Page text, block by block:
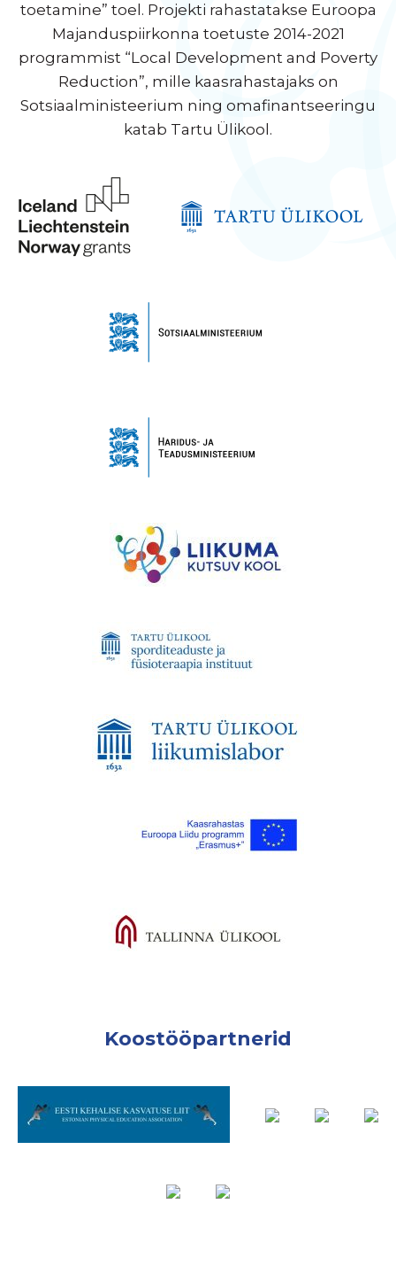
toetamine” toel. Projekti rahastatakse Euroopa
Majanduspiirkonna toetuste 2014-2021
programmist “Local Development and Poverty
Reduction”, mille kaasrahastajaks on
Sotsiaalministeerium ning omafinantseeringu
katab Tartu Ülikool.
Koostööpartnerid